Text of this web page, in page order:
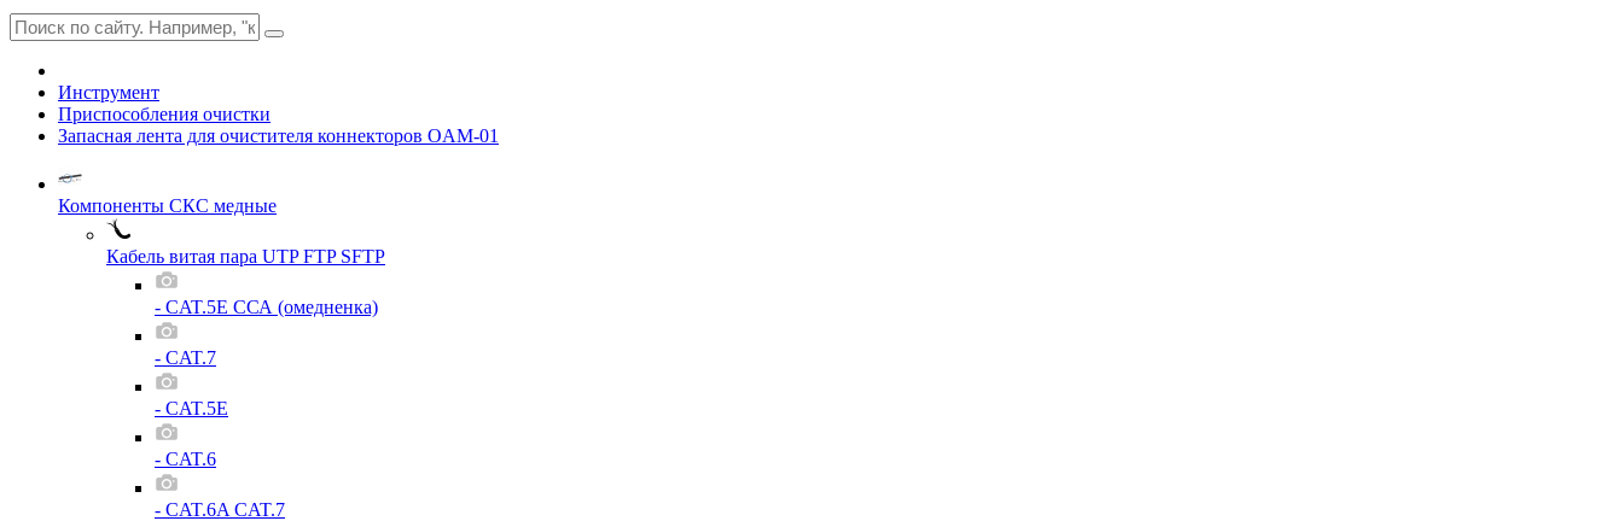
Инструмент
Приспособления очистки
Запасная лента для очистителя коннекторов OAM-01
Компоненты СКС медные
Кабель витая пара UTP FTP SFTP
- CAT.5E ССА (омедненка)
- CAT.7
- CAT.5E
- CAT.6
- CAT.6A CAT.7